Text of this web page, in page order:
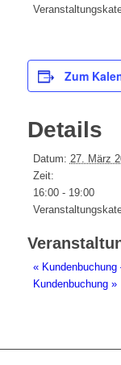
Zum
Details
Datum: 27. März
Zeit:
16:00 - 19:00
«Kundenbuchung
Kundenbuchung »